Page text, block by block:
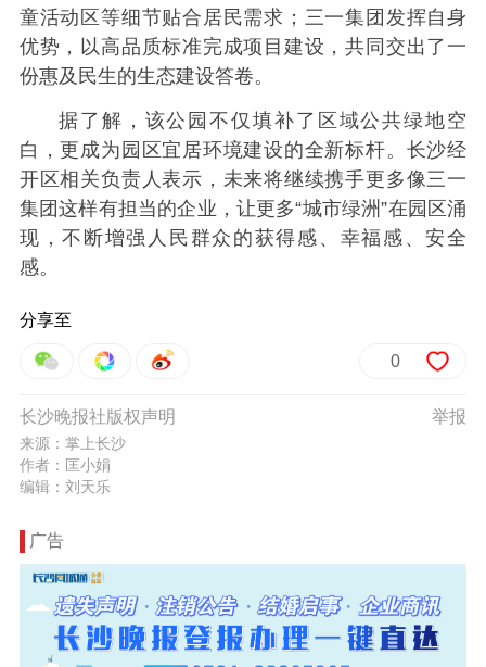
童活动区等细节贴合居民需求；三一集团发挥自身
优势，以高品质标准完成项目建设，共同交出了一
份惠及民生的生态建设答卷。
据了解，该公园不仅填补了区域公共绿地空
白，更成为园区宜居环境建设的全新标杆。长沙经
开区相关负责人表示，未来将继续携手更多像三一
集团这样有担当的企业，让更多“城市绿洲”在园区涌
现，不断增强人民群众的获得感、幸福感、安全
感。
分享至
0
举报
长沙晚报社版权声明
来源：掌上长沙
作者：匡小娟
编辑：刘天乐
广告